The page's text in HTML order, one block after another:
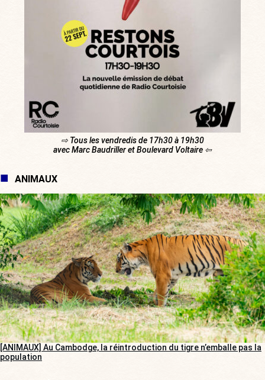
⇨ Tous les vendredis de 17h30 à 19h30
avec Marc Baudriller et Boulevard Voltaire ⇦
ANIMAUX
[ANIMAUX] Au Cambodge, la réintroduction du tigre n’emballe pas la
population